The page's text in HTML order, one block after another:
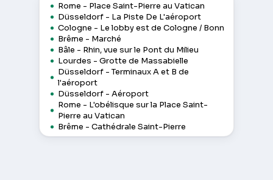
Rome - Place Saint-Pierre au Vatican
Düsseldorf - La Piste De L'aéroport
Cologne - Le lobby est de Cologne / Bonn
Brême - Marché
Bâle - Rhin, vue sur le Pont du Milieu
Lourdes - Grotte de Massabielle
Düsseldorf - Terminaux A et B de
l'aéroport
Düsseldorf - Aéroport
Rome - L'obélisque sur la Place Saint-
Pierre au Vatican
Brême - Cathédrale Saint-Pierre